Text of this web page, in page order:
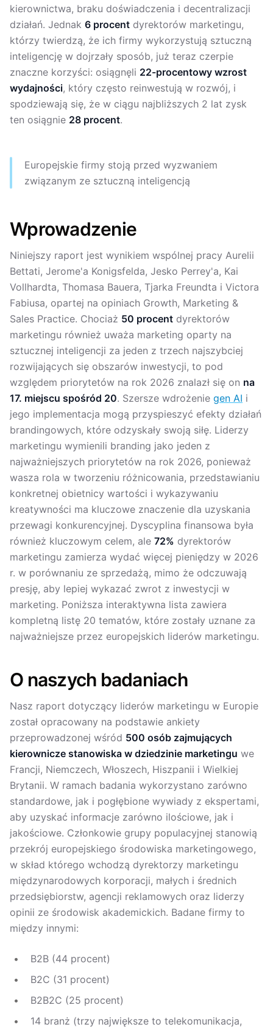
kierownictwa, braku doświadczenia i decentralizacji
działań. Jednak 6 procent dyrektorów marketingu,
którzy twierdzą, że ich firmy wykorzystują sztuczną
inteligencję w dojrzały sposób, już teraz czerpie
znaczne korzyści: osiągnęli 22-procentowy wzrost
wydajności, który często reinwestują w rozwój, i
spodziewają się, że w ciągu najbliższych 2 lat zysk
ten osiągnie 28 procent.
Europejskie firmy stoją przed wyzwaniem
związanym ze sztuczną inteligencją
Wprowadzenie
Niniejszy raport jest wynikiem wspólnej pracy Aurelii
Bettati, Jerome'a Konigsfelda, Jesko Perrey'a, Kai
Vollhardta, Thomasa Bauera, Tjarka Freundta i Victora
Fabiusa, opartej na opiniach Growth, Marketing &
Sales Practice. Chociaż 50 procent dyrektorów
marketingu również uważa marketing oparty na
sztucznej inteligencji za jeden z trzech najszybciej
rozwijających się obszarów inwestycji, to pod
względem priorytetów na rok 2026 znalazł się on na
17. miejscu spośród 20. Szersze wdrożenie gen AI i
jego implementacja mogą przyspieszyć efekty działań
brandingowych, które odzyskały swoją siłę. Liderzy
marketingu wymienili branding jako jeden z
najważniejszych priorytetów na rok 2026, ponieważ
wasza rola w tworzeniu różnicowania, przedstawianiu
konkretnej obietnicy wartości i wykazywaniu
kreatywności ma kluczowe znaczenie dla uzyskania
przewagi konkurencyjnej. Dyscyplina finansowa była
również kluczowym celem, ale 72% dyrektorów
marketingu zamierza wydać więcej pieniędzy w 2026
r. w porównaniu ze sprzedażą, mimo że odczuwają
presję, aby lepiej wykazać zwrot z inwestycji w
marketing. Poniższa interaktywna lista zawiera
kompletną listę 20 tematów, które zostały uznane za
najważniejsze przez europejskich liderów marketingu.
O naszych badaniach
Nasz raport dotyczący liderów marketingu w Europie
został opracowany na podstawie ankiety
przeprowadzonej wśród 500 osób zajmujących
kierownicze stanowiska w dziedzinie marketingu we
Francji, Niemczech, Włoszech, Hiszpanii i Wielkiej
Brytanii. W ramach badania wykorzystano zarówno
standardowe, jak i pogłębione wywiady z ekspertami,
aby uzyskać informacje zarówno ilościowe, jak i
jakościowe. Członkowie grupy populacyjnej stanowią
przekrój europejskiego środowiska marketingowego,
w skład którego wchodzą dyrektorzy marketingu
międzynarodowych korporacji, małych i średnich
przedsiębiorstw, agencji reklamowych oraz liderzy
opinii ze środowisk akademickich. Badane firmy to
między innymi:
B2B (44 procent)
B2C (31 procent)
B2B2C (25 procent)
14 branż (trzy największe to telekomunikacja,